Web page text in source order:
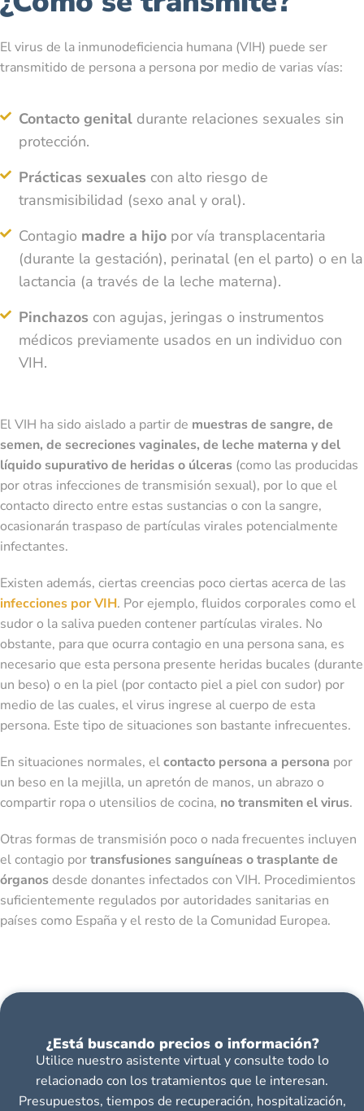
El virus de la inmunodeficiencia humana (VIH) puede ser
transmitido de persona a persona por medio de varias vías:
Contacto genitaldurante relaciones sexuales sin
protección.
Prácticas sexuales con alto riesgo de
transmisibilidad (sexo anal y oral).
Contagio madre a hijopor vía transplacentaria
(durante la gestación), perinatal (en el parto) o en la
lactancia (a través de la leche materna).
Pinchazos con agujas, jeringas o instrumentos
médicos previamente usados en un individuo con
VIH.
El VIH ha sido aislado a partir de muestras de sangre, de
semen, de secreciones vaginales, de leche materna y del
líquido supurativo de heridas o úlceras (como las producidas
por otras infecciones de transmisión sexual), por lo que el
contacto directo entre estas sustancias o con la sangre,
ocasionarán traspaso de partículas virales potencialmente
infectantes.
Existen además, ciertas creencias poco ciertas acerca de las
infecciones por VIH. Por ejemplo, fluidos corporales como el
sudor o la saliva pueden contener partículas virales. No
obstante, para que ocurra contagio en una persona sana, es
necesario que esta persona presente heridas bucales (durante
un beso) o en la piel (por contacto piel a piel con sudor) por
medio de las cuales, el virus ingrese al cuerpo de esta
persona. Este tipo de situaciones son bastante infrecuentes.
En situaciones normales, elcontacto persona a persona por
un beso en la mejilla, un apretón de manos, un abrazo o
compartir ropa o utensilios de cocina, no transmiten el virus.
Otras formas de transmisión poco o nada frecuentes incluyen
el contagio portransfusiones sanguíneas o trasplante de
órganos desde donantes infectados con VIH. Procedimientos
suficientemente regulados por autoridades sanitarias en
países como España y el resto de la Comunidad Europea.
¿Está buscando precios o información?
Utilice nuestro asistente virtual y consulte todo lo
relacionado con los tratamientos que le interesan.
Presupuestos, tiempos de recuperación, hospitalización,